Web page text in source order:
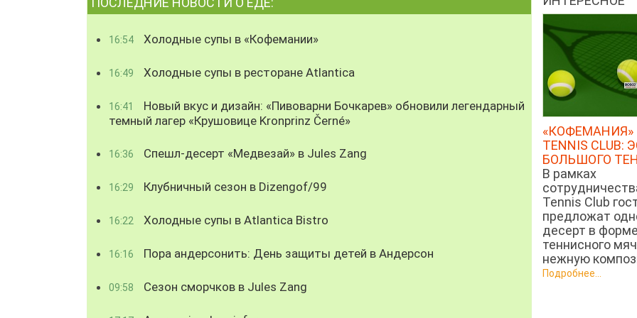
16:54 Холодные супы в «Кофемании»
16:49 Холодные супы в ресторане Atlantica
16:41
Новый вкус и дизайн: «Пивоварни Бочкарев» обновили легендарный
темный лагер «Крушовице Kronprinz Černé»
16:36 Спешл-десерт «Медвезай» в Jules Zang
16:29 Клубничный сезон в Dizengof/99
16:22 Холодные супы в Atlantica Bistro
16:16 Пора андерсонить: День защиты детей в Андерсон
09:58 Сезон сморчков в Jules Zang
«КОФЕМАНИЯ»
TENNIS CLUB:
БОЛЬШОГО
В рамках
Tennis Club
предложат
десерт в форме
теннисного
нежную
Подробнее...